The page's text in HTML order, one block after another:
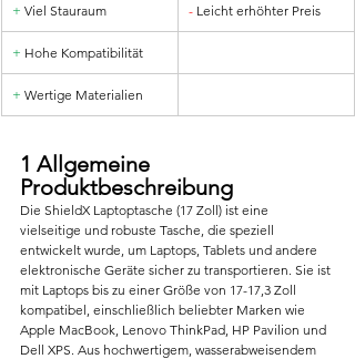
+ Viel Stauraum - Leicht erhöhter Preis
+ Hohe Kompatibilität
+ Wertige Materialien
1 Allgemeine
Produktbeschreibung
Die ShieldX Laptoptasche (17 Zoll) ist eine
vielseitige und robuste Tasche, die speziell
entwickelt wurde, um Laptops, Tablets und andere
elektronische Geräte sicher zu transportieren. Sie ist
mit Laptops bis zu einer Größe von 17-17,3 Zoll
kompatibel, einschließlich beliebter Marken wie
Apple MacBook, Lenovo ThinkPad, HP Pavilion und
Dell XPS. Aus hochwertigem, wasserabweisendem